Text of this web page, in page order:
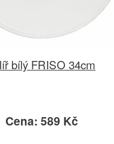
bílý FRISO 34cm
Cena: 589 Kč